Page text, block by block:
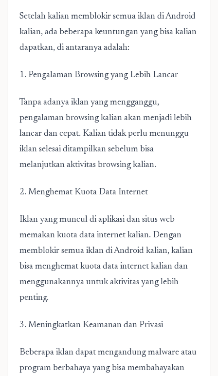
Setelah kalian memblokir semua iklan di Android
kalian, ada beberapa keuntungan yang bisa kalian
dapatkan, di antaranya adalah:
1. Pengalaman Browsing yang Lebih Lancar
Tanpa adanya iklan yang mengganggu,
pengalaman browsing kalian akan menjadi lebih
lancar dan cepat. Kalian tidak perlu menunggu
iklan selesai ditampilkan sebelum bisa
melanjutkan aktivitas browsing kalian.
2. Menghemat Kuota Data Internet
Iklan yang muncul di aplikasi dan situs web
memakan kuota data internet kalian. Dengan
memblokir semua iklan di Android kalian, kalian
bisa menghemat kuota data internet kalian dan
menggunakannya untuk aktivitas yang lebih
penting.
3. Meningkatkan Keamanan dan Privasi
Beberapa iklan dapat mengandung malware atau
program berbahaya yang bisa membahayakan